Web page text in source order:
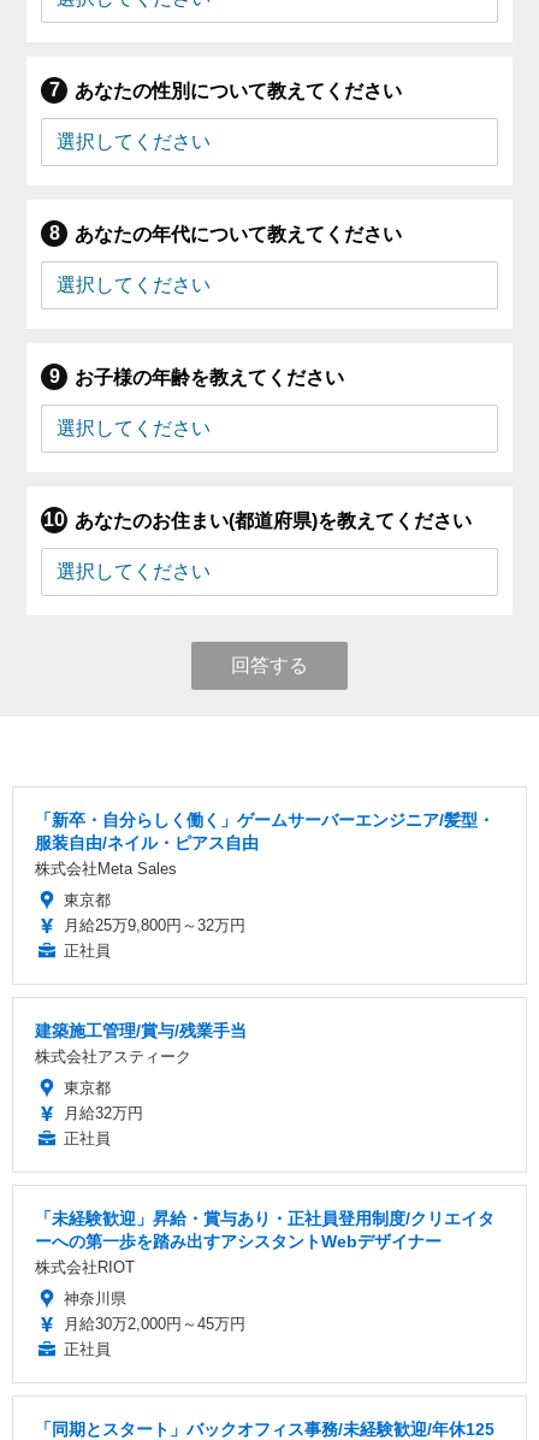
あなたの性別について教えてください
あなたの年代について教えてください
お子様の年齢を教えてください
あなたのお住まい(都道府県)を教えてください
回答する
「新卒・自分らしく働く」ゲームサーバーエンジニア/髪型・
服装自由/ネイル・ピアス自由
株式会社Meta Sales
東京都
月給25万9,800円～32万円
正社員
建築施工管理/賞与/残業手当
株式会社アスティーク
東京都
月給32万円
正社員
「未経験歓迎」昇給・賞与あり・正社員登用制度/クリエイタ
ーへの第一歩を踏み出すアシスタントWebデザイナー
株式会社RIOT
神奈川県
月給30万2,000円～45万円
正社員
「同期とスタート」バックオフィス事務/未経験歓迎/年休125